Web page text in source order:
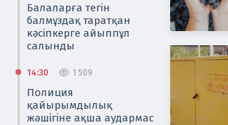
Балаларға тегін
балмұздақ таратқан
кәсіпкерге айыппұл
салынды
14:30 1 509
Полиция
қайырымдылық
жәшігіне ақша аудармас